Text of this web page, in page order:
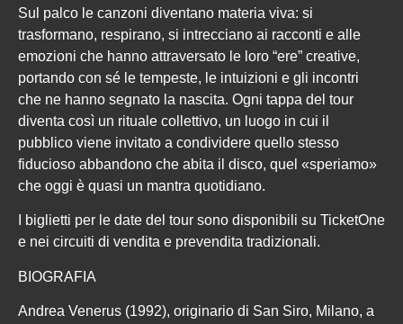
Sul palco le canzoni diventano materia viva: si
trasformano, respirano, si intrecciano ai racconti e alle
emozioni che hanno attraversato le loro “ere” creative,
portando con sé le tempeste, le intuizioni e gli incontri
che ne hanno segnato la nascita. Ogni tappa del tour
diventa così un rituale collettivo, un luogo in cui il
pubblico viene invitato a condividere quello stesso
fiducioso abbandono che abita il disco, quel «speriamo»
che oggi è quasi un mantra quotidiano.
I biglietti per le date del tour sono disponibili su TicketOne
e nei circuiti di vendita e prevendita tradizionali.
BIOGRAFIA
Andrea Venerus (1992), originario di San Siro, Milano, a